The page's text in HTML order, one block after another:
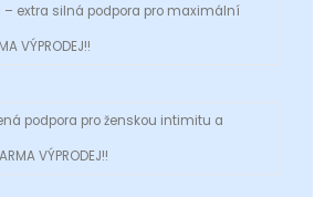
extra silná podpora pro maximální
VÝPRODEJ!!
podpora pro ženskou intimitu a
VÝPRODEJ!!